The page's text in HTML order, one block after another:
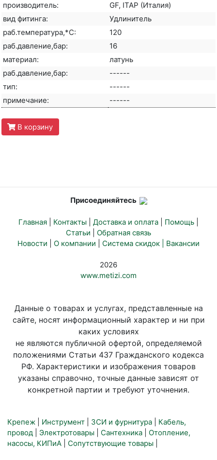
производитель:
GF, ITAP (Италия)
вид фитинга:
Удлинитель
раб.температура,*С:
120
раб.давление,бар:
16
материал:
латунь
раб.давление,бар:
------
тип:
------
примечание:
------
В корзину
Присоединяйтесь
Главная Контакты Доставка и оплата Помощь
Статьи
Обратная связь
Новости
О компании Система скидок | Вакансии
2026
www.metizi.com
Данные о товарах и услугах, представленные на
сайте, носят информационный характер и ни при
каких условиях
не являются публичной офертой, определяемой
положениями Статьи 437 Гражданского кодекса
РФ. Характеристики и изображения товаров
указаны справочно, точные данные зависят от
конкретной партии и требуют уточнения.
Крепеж Инструмент ЗСИ и фурнитура
Кабель,
провод
Электротовары Сантехника
Отопление,
насосы, КИПиА
Сопутствующие товары